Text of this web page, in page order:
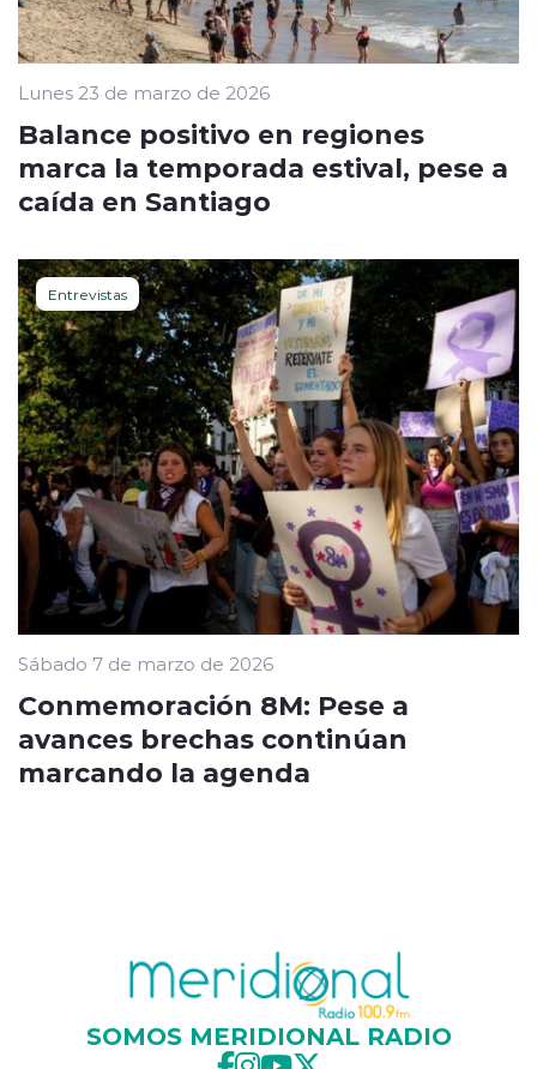
Lunes 23 de marzo de 2026
Balance positivo en regiones
marca la temporada estival, pese a
caída en Santiago
Entrevistas
Sábado 7 de marzo de 2026
Conmemoración 8M: Pese a
avances brechas continúan
marcando la agenda
SOMOS MERIDIONAL RADIO